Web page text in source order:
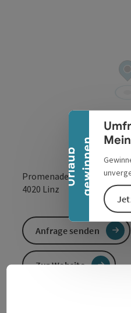
U
r
l
a
u
b
g
e
w
i
n
n
en
Banner einklappen
Promenade 9
4020 Linz
Anfrage senden
Zur Website